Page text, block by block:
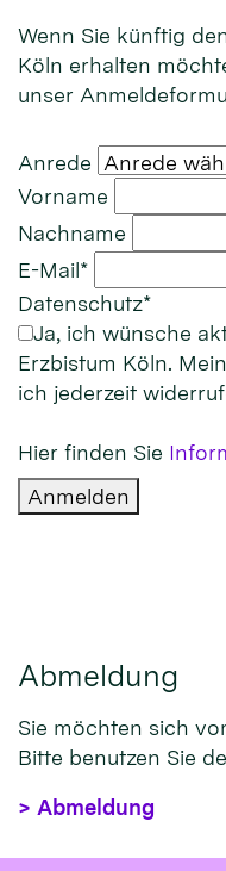
Wenn Sie künftig
Köln erhalten
unser
Anrede
Vorname
Nachname
E-Mail*
Datenschutz*
Ja, ich wünsche
Erzbistum Köln.
ich jederzeit
Hier finden Sie
Anmelden
Abmeldung
Sie möchten sich
Bitte benutzen Sie
> Abmeldung